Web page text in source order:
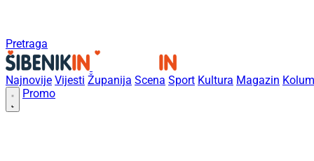
Pretraga
Najnovije Vijesti Županija Scena Sport Kultura Magazin
Promo